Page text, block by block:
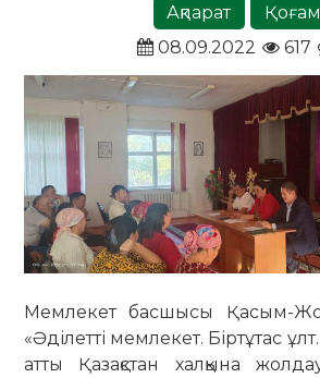
Ақпарат
Қоғам
08.09.2022
617
Мемлекет басшысы Қасым-
«Әділетті мемлекет. Біртұтас
атты Қазақстан халқына